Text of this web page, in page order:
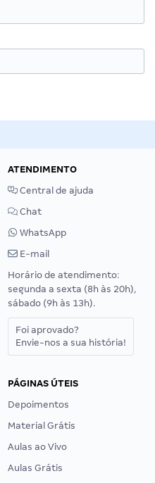
ATENDIMENTO
Central de ajuda
Chat
WhatsApp
E-mail
Horário de atendimento:
segunda a sexta (8h às 20h),
sábado (9h às 13h).
Foi aprovado?
Envie-nos a sua história!
PÁGINAS ÚTEIS
Depoimentos
Material Grátis
Aulas ao Vivo
Aulas Grátis